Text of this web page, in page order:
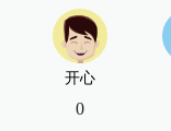
开心
0